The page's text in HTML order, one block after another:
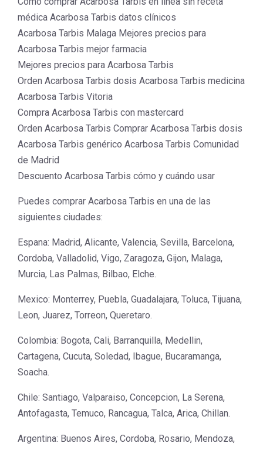
médica Acarbosa Tarbis datos clínicos
Acarbosa Tarbis Malaga Mejores precios para
Acarbosa Tarbis mejor farmacia
Mejores precios para Acarbosa Tarbis
Orden Acarbosa Tarbis dosis Acarbosa Tarbis medicina
Acarbosa Tarbis Vitoria
Compra Acarbosa Tarbis con mastercard
Orden Acarbosa Tarbis Comprar Acarbosa Tarbis dosis
Acarbosa Tarbis genérico Acarbosa Tarbis Comunidad
de Madrid
Descuento Acarbosa Tarbis cómo y cuándo usar
Puedes comprar Acarbosa Tarbis en una de las
siguientes ciudades:
Espana: Madrid, Alicante, Valencia, Sevilla, Barcelona,
Cordoba, Valladolid, Vigo, Zaragoza, Gijon, Malaga,
Murcia, Las Palmas, Bilbao, Elche.
Mexico: Monterrey, Puebla, Guadalajara, Toluca, Tijuana,
Leon, Juarez, Torreon, Queretaro.
Colombia: Bogota, Cali, Barranquilla, Medellin,
Cartagena, Cucuta, Soledad, Ibague, Bucaramanga,
Soacha.
Chile: Santiago, Valparaiso, Concepcion, La Serena,
Antofagasta, Temuco, Rancagua, Talca, Arica, Chillan.
Argentina: Buenos Aires, Cordoba, Rosario, Mendoza,